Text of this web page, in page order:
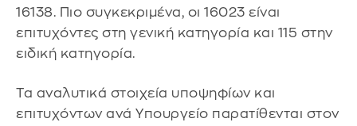
16138. Πιο συγκεκριμένα, οι 16023 είναι
επιτυχόντες στη γενική κατηγορία και 115 στην
ειδική κατηγορία.
Τα αναλυτικά στοιχεία υποψηφίων και
επιτυχόντων ανά Υπουργείο παρατίθενται στον